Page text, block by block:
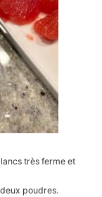
très ferme et
poudres.